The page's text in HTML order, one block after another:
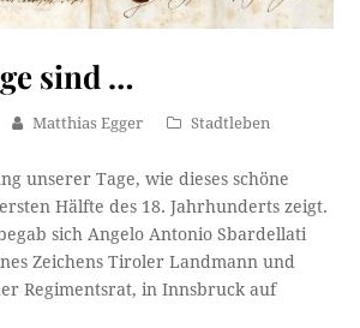
sind …
Matthias Egger Stadtleben
unserer Tage, wie dieses schöne
Hälfte des 18. Jahrhunderts zeigt.
sich Angelo Antonio Sbardellati
Zeichens Tiroler Landmann und
Regimentsrat, in Innsbruck auf